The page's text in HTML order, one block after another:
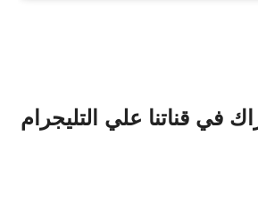
في قناتنا علي التليجرام